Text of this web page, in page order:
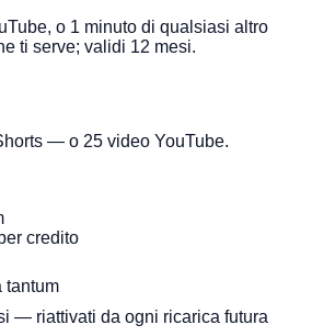
o 1 minuto di qualsiasi altro
ti serve; validi 12 mesi.
— o 25 video YouTube.
credito
tantum
— riattivati da ogni ricarica futura